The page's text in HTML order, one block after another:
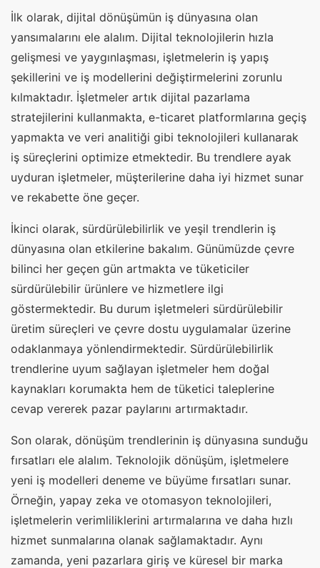
İlk olarak, dijital dönüşümün iş dünyasına olan
yansımalarını ele alalım. Dijital teknolojilerin hızla
gelişmesi ve yaygınlaşması, işletmelerin iş yapış
şekillerini ve iş modellerini değiştirmelerini zorunlu
kılmaktadır. İşletmeler artık dijital pazarlama
stratejilerini kullanmakta, e-ticaret platformlarına geçiş
yapmakta ve veri analitiği gibi teknolojileri kullanarak
iş süreçlerini optimize etmektedir. Bu trendlere ayak
uyduran işletmeler, müşterilerine daha iyi hizmet sunar
ve rekabette öne geçer.
İkinci olarak, sürdürülebilirlik ve yeşil trendlerin iş
dünyasına olan etkilerine bakalım. Günümüzde çevre
bilinci her geçen gün artmakta ve tüketiciler
sürdürülebilir ürünlere ve hizmetlere ilgi
göstermektedir. Bu durum işletmeleri sürdürülebilir
üretim süreçleri ve çevre dostu uygulamalar üzerine
odaklanmaya yönlendirmektedir. Sürdürülebilirlik
trendlerine uyum sağlayan işletmeler hem doğal
kaynakları korumakta hem de tüketici taleplerine
cevap vererek pazar paylarını artırmaktadır.
Son olarak, dönüşüm trendlerinin iş dünyasına sunduğu
fırsatları ele alalım. Teknolojik dönüşüm, işletmelere
yeni iş modelleri deneme ve büyüme fırsatları sunar.
Örneğin, yapay zeka ve otomasyon teknolojileri,
işletmelerin verimliliklerini artırmalarına ve daha hızlı
hizmet sunmalarına olanak sağlamaktadır. Aynı
zamanda, yeni pazarlara giriş ve küresel bir marka